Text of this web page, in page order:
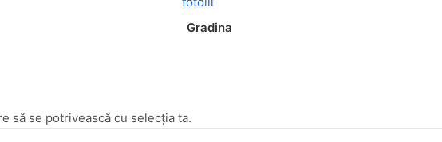
Gradina
să se potrivească cu selecția ta.